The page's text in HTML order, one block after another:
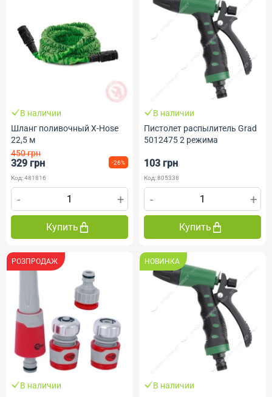
В наличии
Шланг поливочный X-Hose
22,5 м
450 грн
329 грн -26%
Код: 481816
- +
Купить
В наличии
Пистолет распылитель Grad
5012475 2 режима
103 грн
Код: 805338
- +
Купить
РОЗПРОДАЖ
В наличии
НОВИНКА
В наличии